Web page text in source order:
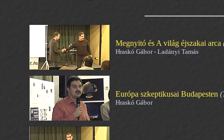
Megnyitó és A világ éjszakai arca
Hraskó Gábor - Ladányi Tamás
Európa szkeptikusai Budapesten
Hraskó Gábor